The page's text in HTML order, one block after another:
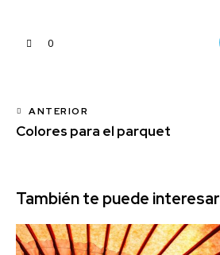
0
ANTERIOR
Colores para el parquet
También te puede interesar